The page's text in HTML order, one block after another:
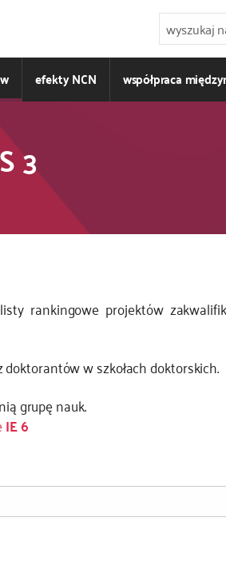
efekty NCN współpraca
3
rankingowe projektów
w szkołach doktorskich.
grupę nauk.
IE 6